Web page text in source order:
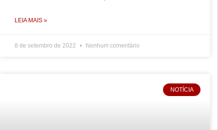
LEIA MAIS »
8 de setembro de 2022 Nenhum comentário
NOTÍCIA